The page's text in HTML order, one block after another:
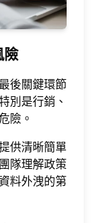
險
後關鍵環節
別是行銷、
險。
供清晰簡單
隊理解政策
料外洩的第